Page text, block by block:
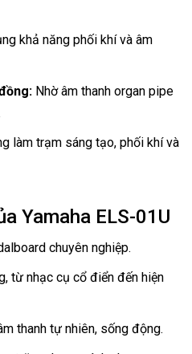
khả năng phối khí và âm
Nhờ âm thanh organ pipe
làm trạm sáng tạo, phối khí và
Yamaha ELS-01U
chuyên nghiệp.
từ nhạc cụ cổ điển đến hiện
thanh tự nhiên, sống động.